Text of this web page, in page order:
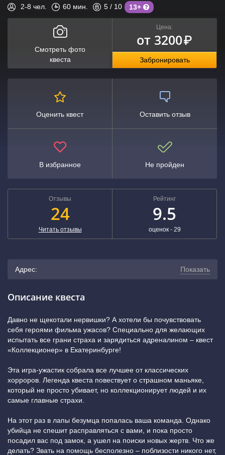
2-8 чел. 60 мин. 5 / 10 13+
Смотреть фото
квеста
Цена:
от 3200₽
Забронировать
Оценить квест Оставить отзыв
В избранное Не пройден
Отзывы
24
Читать отзывы
Рейтинг
9.5
оценок - 29
Адрес: Показать
Шейнкмана, 75. На фасаде дома будет вывеска "Путь
ребенка", вход под ней.)(показать на карте)
+7 (343) 243-56-09
Описание квеста
Давно не щекотали нервишки? А хотели бы почувствовать
себя героями фильма ужасов? Специально для желающих
испытать все грани страха и зарядиться адреналином – квест
«Коллекционер» в Екатеринбурге!
Эта игра-ужастик собрала все лучшее от классических
хорроров. Легенда квеста повествует о страшном маньяке,
который не просто убивает, но коллекционирует людей и их
самые главные страхи.
На этот раз в лапы безумца попалась ваша команда. Однако
убийца не спешит расправляться с вами, и пока просто
посадил вас под замок, а ушел на поиски новых жертв. Что же
делать? Звать на помощь бесполезно – поблизости никого нет,